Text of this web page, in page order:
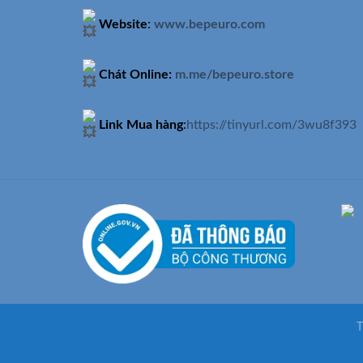
Website: www.bepeuro.com
Chát Online: m.me/bepeuro.store
Link Mua hàng:https://tinyurl.com/3wu8f393